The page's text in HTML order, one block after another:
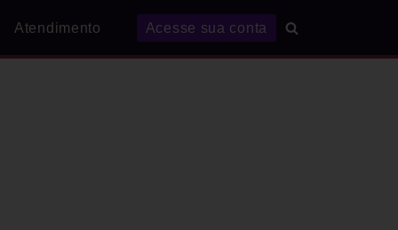
Atendimento Acesse sua conta